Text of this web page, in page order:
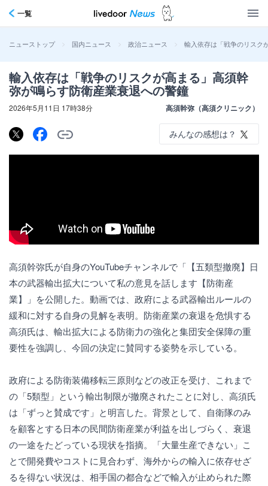
一覧
ニューストップ > 国内ニュース > 政治ニュース > 輸入依存は「戦争のリスク
輸入依存は「戦争のリスクが高まる」高須幹
弥が鳴らす防衛産業衰退への警鐘
2026年5月11日 17時38分 高須幹弥（高須クリニック）
みんなの感想は？
高須幹弥氏が自身のYouTubeチャンネルで「【五類型撤廃】日
本の武器輸出拡大について私の意見を話します【防衛産
業】」を公開した。動画では、政府による武器輸出ルールの
緩和に対する自身の見解を表明。防衛産業の衰退を危惧する
高須氏は、輸出拡大による防衛力の強化と集団安全保障の重
要性を強調し、今回の決定に賛同する姿勢を示している。
政府による防衛装備移転三原則などの改正を受け、これまで
の「5類型」という輸出制限が撤廃されたことに対し、高須氏
は「ずっと賛成です」と明言した。背景として、自衛隊のみ
を顧客とする日本の民間防衛産業が利益を出しづらく、衰退
の一途をたどっている現状を指摘。「大量生産できない」こ
とで開発費やコストに見合わず、海外からの輸入に依存せざ
るを得ない状況は、相手国の都合などで輸入が止められた際